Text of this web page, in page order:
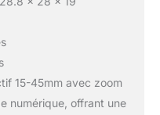
15-45mm avec zoom
numérique, offrant une